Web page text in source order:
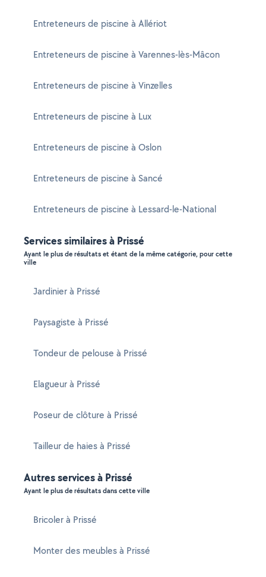
Entreteneurs de piscine à Allériot
Entreteneurs de piscine à Varennes-lès-Mâcon
Entreteneurs de piscine à Vinzelles
Entreteneurs de piscine à Lux
Entreteneurs de piscine à Oslon
Entreteneurs de piscine à Sancé
Entreteneurs de piscine à Lessard-le-National
Services similaires à Prissé
Ayant le plus de résultats et étant de la même catégorie, pour cette
ville
Jardinier à Prissé
Paysagiste à Prissé
Tondeur de pelouse à Prissé
Elagueur à Prissé
Poseur de clôture à Prissé
Tailleur de haies à Prissé
Autres services à Prissé
Ayant le plus de résultats dans cette ville
Bricoler à Prissé
Monter des meubles à Prissé